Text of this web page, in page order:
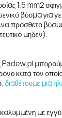
1,5 mm2
βύσμα για
πρόσθετο
μηδέν).
Padew.pl
κατά τον
διαθέτουμε μια
με